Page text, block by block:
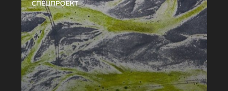
СПЕЦПРОЕКТ